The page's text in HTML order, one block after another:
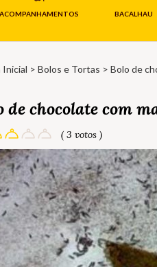
ACOMPANHAMENTOS BACALHAU
Inicial > Bolos e Tortas > Bolo de
de chocolate com
( 3 votos )